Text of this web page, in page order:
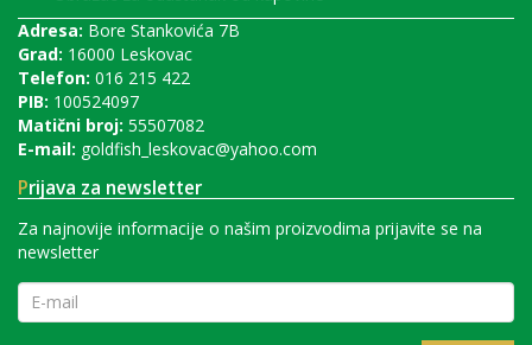
Adresa: Bore Stankovića 7B
Grad: 16000 Leskovac
Telefon: 016 215 422
PIB: 100524097
Matični broj: 55507082
E-mail: goldfish_leskovac@yahoo.com
Prijava za newsletter
Za najnovije informacije o našim proizvodima prijavite se na
newsletter